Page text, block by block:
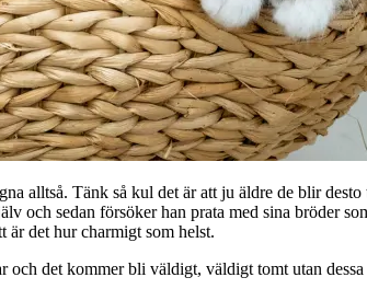
alltså. Tänk så kul det är att ju äldre de blir
och sedan försöker han prata med sina bröder
är det hur charmigt som helst.
det kommer bli väldigt, väldigt tomt utan